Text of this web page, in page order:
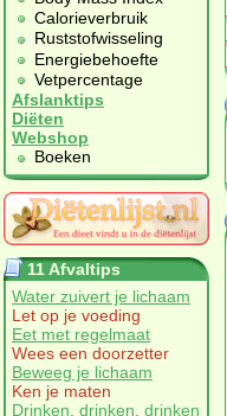
Calorieverbruik
Ruststofwisseling
Energiebehoefte
Vetpercentage
Afslanktips
Diëten
Webshop
Boeken
11 Afvaltips
Water zuivert je lichaam
Let op je voeding
Eet met regelmaat
Wees een doorzetter
Beweeg je lichaam
Ken je maten
Drinken, drinken, drinken